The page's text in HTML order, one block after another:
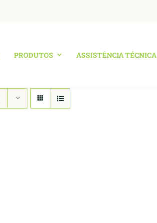
PRODUTOS ASSISTÊNCIA TÉCNICA